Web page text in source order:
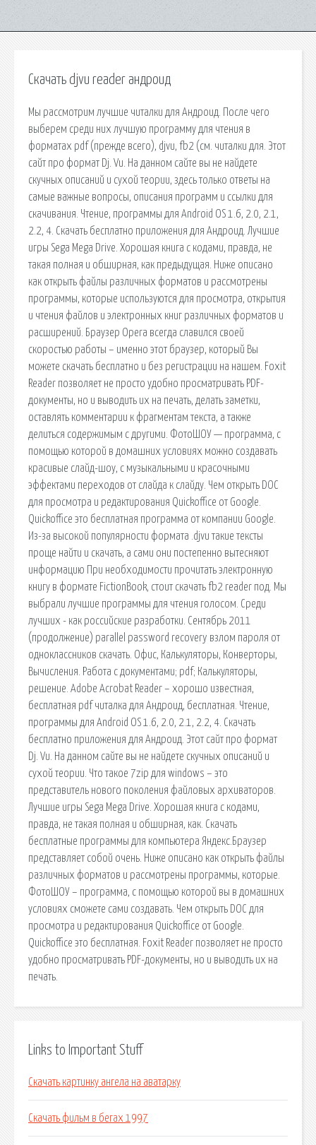
Скачать djvu reader андроид
Мы рассмотрим лучшие читалки для Андроид. После чего
выберем среди них лучшую программу для чтения в
форматах pdf (прежде всего), djvu, fb2 (см. читалки для. Этот
сайт про формат Dj. Vu. На данном сайте вы не найдете
скучных описаний и сухой теории, здесь только ответы на
самые важные вопросы, описания программ и ссылки для
скачивания. Чтение, программы для Android OS 1.6, 2.0, 2.1,
2.2, 4. Скачать бесплатно приложения для Андроид. Лучшие
игры Sega Mega Drive. Хорошая книга с кодами, правда, не
такая полная и обширная, как предыдущая. Ниже описано
как открыть файлы различных форматов и рассмотрены
программы, которые используются для просмотра, открытия
и чтения файлов и электронных книг различных форматов и
расширений. Браузер Opera всегда славился своей
скоростью работы – именно этот браузер, который Вы
можете скачать бесплатно и без регистрации на нашем. Foxit
Reader позволяет не просто удобно просматривать PDF-
документы, но и выводить их на печать, делать заметки,
оставлять комментарии к фрагментам текста, а также
делиться содержимым с другими. ФотоШОУ — программа, с
помощью которой в домашних условиях можно создавать
красивые слайд-шоу, с музыкальными и красочными
эффектами переходов от слайда к слайду. Чем открыть DOC
для просмотра и редактирования Quickoffice от Google.
Quickoffice это бесплатная программа от компании Google.
Из-за высокой популярности формата .djvu такие тексты
проще найти и скачать, а сами они постепенно вытесняют
информацию При необходимости прочитать электронную
книгу в формате FictionBook, стоит скачать fb2 reader под. Мы
выбрали лучшие программы для чтения голосом. Среди
лучших - как российские разработки. Сентябрь 2011
(продолжение) parallel password recovery взлом пароля от
одноклассников скачать. Офис, Калькуляторы, Конверторы,
Вычисления. Работа с документами; pdf; Калькуляторы,
решение. Adobe Acrobat Reader – хорошо известная,
бесплатная pdf читалка для Андроид, бесплатная. Чтение,
программы для Android OS 1.6, 2.0, 2.1, 2.2, 4. Скачать
бесплатно приложения для Андроид. Этот сайт про формат
Dj. Vu. На данном сайте вы не найдете скучных описаний и
сухой теории. Что такое 7zip для windows – это
представитель нового поколения файловых архиваторов.
Лучшие игры Sega Mega Drive. Хорошая книга с кодами,
правда, не такая полная и обширная, как. Скачать
бесплатные программы для компьютера Яндекс.Браузер
представляет собой очень. Ниже описано как открыть файлы
различных форматов и рассмотрены программы, которые.
ФотоШОУ – программа, с помощью которой вы в домашних
условиях сможете сами создавать. Чем открыть DOC для
просмотра и редактирования Quickoffice от Google.
Quickoffice это бесплатная. Foxit Reader позволяет не просто
удобно просматривать PDF-документы, но и выводить их на
печать.
Links to Important Stuff
Скачать картинку ангела на аватарку
Скачать фильм в бегах 1997